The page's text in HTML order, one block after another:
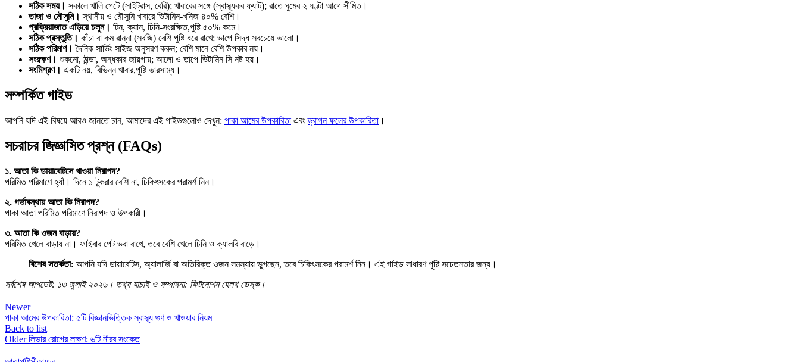
সঠিক সময়। সকালে খালি পেটে (সাইট্রাস, বেরি); খাবারের সঙ্গে (স্বাস্থ্যকর ফ্যাট); রাতে ঘুমের ২ ঘণ্টা আগে সীমিত।
তাজা ও মৌসুমি। স্থানীয় ও মৌসুমি খাবারে ভিটামিন-খনিজ ৪০% বেশি।
প্রক্রিয়াজাত এড়িয়ে চলুন। টিন, ক্যান, চিনি-সংরক্ষিত,পুষ্টি ৫০% কমে।
সঠিক প্রস্তুতি। কাঁচা বা কম রান্না (সবজি) বেশি পুষ্টি ধরে রাখে; ভাপে সিদ্ধ সবচেয়ে ভালো।
সঠিক পরিমাণ। দৈনিক সার্ভিং সাইজ অনুসরণ করুন; বেশি মানে বেশি উপকার নয়।
সংরক্ষণ। শুকনো, ঠান্ডা, অন্ধকার জায়গায়; আলো ও তাপে ভিটামিন সি নষ্ট হয়।
সংমিশ্রণ। একটি নয়, বিভিন্ন খাবার,পুষ্টি ভারসাম্য।
সম্পর্কিত গাইড
আপনি যদি এই বিষয়ে আরও জানতে চান, আমাদের এই গাইডগুলোও দেখুন: পাকা আমের উপকারিতা এবংড্রাগন ফলের উপকারিতা ।
সচরাচর জিজ্ঞাসিত প্রশ্ন (FAQs)
১. আতা কি ডায়াবেটিসে খাওয়া নিরাপদ?
পরিমিত পরিমাণে হ্যাঁ। দিনে ১ টুকরার বেশি না, চিকিৎসকের পরামর্শ নিন।
২. গর্ভাবস্থায় আতা কি নিরাপদ?
পাকা আতা পরিমিত পরিমাণে নিরাপদ ও উপকারী।
৩. আতা কি ওজন বাড়ায়?
পরিমিত খেলে বাড়ায় না। ফাইবার পেট ভরা রাখে, তবে বেশি খেলে চিনি ও ক্যালরি বাড়ে।
বিশেষ সতর্কতা: আপনি যদি ডায়াবেটিস, অ্যালার্জি বা অতিরিক্ত ওজন সমস্যায় ভুগছেন, তবে চিকিৎসকের পরামর্শ নিন। এই গাইড সাধারণ পুষ্টি সচেতনতার জন্য।
সর্বশেষ আপডেট: ১৩ জুলাই ২০২৬। তথ্য যাচাই ও সম্পাদনা: ফিটনোশন হেলথ ডেস্ক।
Newer
পাকা আমের উপকারিতা: ৫টি বিজ্ঞানভিত্তিক স্বাস্থ্য গুণ ও খাওয়ার নিয়ম
Back to list
Older লিভার রোগের লক্ষণ: ৬টি নীরব সংকেত